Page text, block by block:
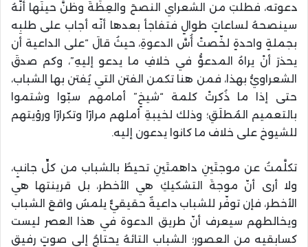
دعوته، فطلبَ من الشعراي النصحَ والعِظَةَ وظنَّ حينَها أنَّهُ
سينصحهُ لساعاتٍ طوالٍ فتفاجأ بعدها أنّه أجاب على طلبِه
بجملةٍ واحدةٍ لخّصتْ أُسَّ الدعوةِ، حيثُ قالَ “على الداعية أن
يحذرَ أنْ يراهُ المدعوُّ في خلافِ ما يدعو إليهِ”، وكم صدقَ
الشعراويُّ بهذا، فمن هنا تكمن الفتن التي يُفتن بها الشباب،
حتى إذا ما ذُكرتْ كلمة “شيخٍ” أمامهم سبّوا وشتموا
بالتعميم المُطلَقِ؛ وذلك لخيبةِ أملهم مرارًا وتكرارًا ورؤيتهم
للشيوخ على خلاف ما كانوا يدعون إليه.
تكلَّمتُ عن موجتَينِ داهمتَينِ تحيطُ بالشباب من كلِّ جانبٍ،
ولا أرى أنّ موجةَ التشكيكِ هي الأخطر، بل قرينتها هي
الأخطر، فإن توفّر للشباب داعيةٌ حقيقيٌّ يلمسُ واقعَ الشباب
ويخالطهم سيعرف أنّ طريق الدعوة في هذا العصر ليست
كسابقيه من العصور؛ الشباب التائهُ يحتاجُ إلى صوتٍ رفيقٍ